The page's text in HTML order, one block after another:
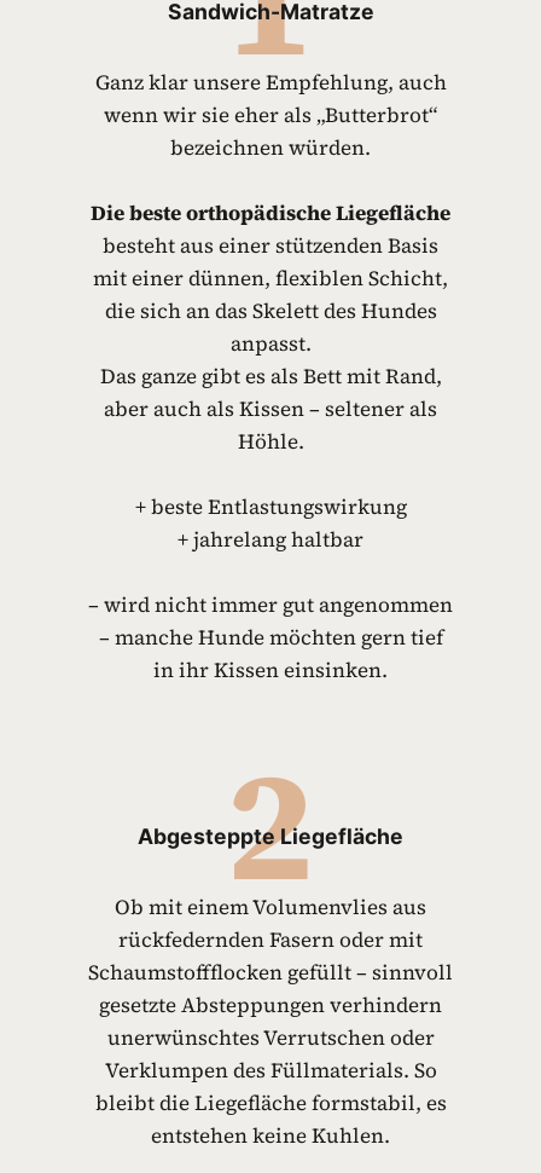
Sandwich-Matratze
Ganz klar unsere Empfehlung, auch
wenn wir sie eher als „Butterbrot“
bezeichnen würden.
Die beste orthopädische Liegefläche
besteht aus einer stützenden Basis
mit einer dünnen, flexiblen Schicht,
die sich an das Skelett des Hundes
anpasst.
Das ganze gibt es als Bett mit Rand,
aber auch als Kissen – seltener als
Höhle.
+ beste Entlastungswirkung
+ jahrelang haltbar
– wird nicht immer gut angenommen
– manche Hunde möchten gern tief
in ihr Kissen einsinken.
2
Abgesteppte Liegefläche
Ob mit einem Volumenvlies aus
rückfedernden Fasern oder mit
Schaumstoffflocken gefüllt – sinnvoll
gesetzte Absteppungen verhindern
unerwünschtes Verrutschen oder
Verklumpen des Füllmaterials. So
bleibt die Liegefläche formstabil, es
entstehen keine Kuhlen.